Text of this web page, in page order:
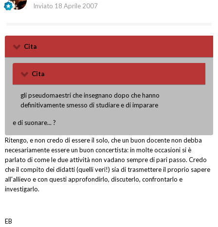
Inviato 18 Aprile 2007
Cita
Cita
gli pseudomaestri che insegnano dopo che hanno
definitivamente smesso di studiare e di imparare
e di suonare... ?
Ritengo, e non credo di essere il solo, che un buon docente non debba
necesariamente essere un buon concertista: in molte occasioni si è
parlato di come le due attività non vadano sempre di pari passo. Credo
che il compito dei didatti (quelli veri!) sia di trasmettere il proprio sapere
all'allievo e con questi approfondirlo, discuterlo, confrontarlo e
investigarlo.
EB